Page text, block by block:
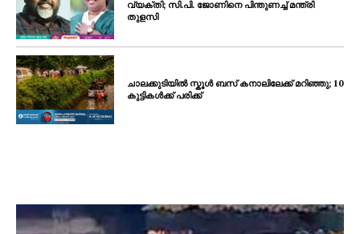
വ്യക്തി; സി.പി. ജോണിനെ പിന്തുണച്ച് മന്ത്രി
തുളസി
ചാലക്കുടിയിൽ സ്കൂൾ ബസ് കനാലിലേക്ക് മറിഞ്ഞു; 10
കുട്ടികൾക്ക് പരിക്ക്